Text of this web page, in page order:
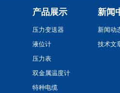
产品展示
压力变送器
液位计
压力表
双金属温度计
特种电缆
新闻
新闻动
技术文